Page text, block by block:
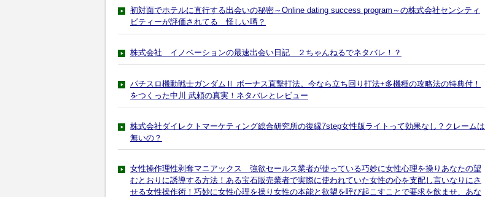
初対面でホテルに直行する出会いの秘密～Online dating success program～の株式会社センシティ
ビティーが評価されてる 怪しい噂？
株式会社 イノベーションの最速出会い日記 ２ちゃんねるでネタバレ！？
パチスロ機動戦士ガンダムⅡ ボーナス直撃打法。今なら立ち回り打法+多機種の攻略法の特典付！
をつくった中川 武頼の真実！ネタバレとレビュー
株式会社ダイレクトマーケティング総合研究所の復縁7step女性版ライトって効果なし？クレームは
無いの？
女性操作理性剥奪マニアックス 強欲セールス業者が使っている巧妙に女性心理を操りあなたの望
むとおりに誘導する方法！ある宝石販売業者で実際に使われていた女性の心を支配し言いなりにさ
せる女性操作術！巧妙に女性心理を操り女性の本能と欲望を呼び起こすことで要求を飲ませ、あな